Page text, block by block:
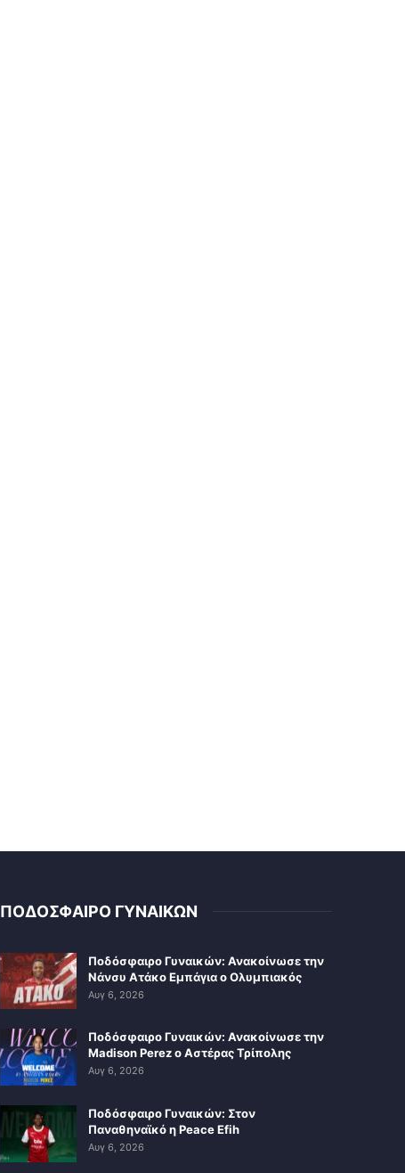
ΠΟΔΟΣΦΑΙΡΟ ΓΥΝΑΙΚΩΝ
Ποδόσφαιρο Γυναικών: Ανακοίνωσε την
Νάνσυ Ατάκο Εμπάγια ο Ολυμπιακός
Αυγ 6, 2026
Ποδόσφαιρο Γυναικών: Ανακοίνωσε την
Madison Perez ο Αστέρας Τρίπολης
Αυγ 6, 2026
Ποδόσφαιρο Γυναικών: Στον
Παναθηναϊκό η Peace Efih
Αυγ 6, 2026